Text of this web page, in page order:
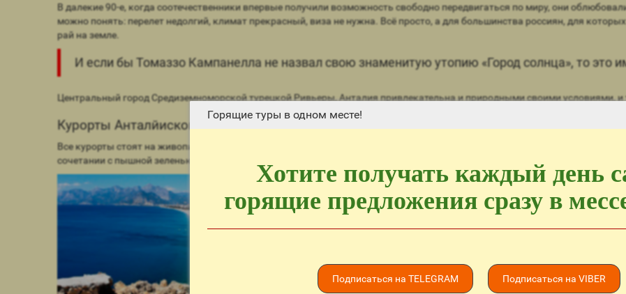
Горящие туры в одном месте!
Хотите получать каждый день
горящие предложения сразу в
Подписаться на TELEGRAM Подписаться на VIBER
В далекие 90-е, когда соотечественники впервые получили возможность свободно передвигаться по миру, они
можно понять: перелет недолгий, климат прекрасный, виза не нужна. Всё просто, а для большинства россиян, для
рай на земле.
И если бы Томаззо Кампанелла не назвал свою знаменитую утопию «Город солнца», то это
Центральный город Средиземноморской турецкой Ривьеры, Анталия привлекательна и природными своими условиями, и
Курорты Анталйиского побережья
Все курорты стоят на живописном берегу, на скалистом плато, вокруг вздымается горная гряда Тавр, самые высокие
сочетании с пышной зеленью, в которой утопают поселения, курорты составляют впечатляющий контраст.